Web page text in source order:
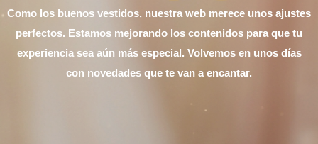
Como los buenos vestidos, nuestra web merece unos ajustes
perfectos. Estamos mejorando los contenidos para que tu
experiencia sea aún más especial. Volvemos en unos días
con novedades que te van a encantar.